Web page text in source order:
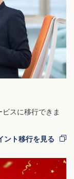
スに移行できま
ント移行を見る